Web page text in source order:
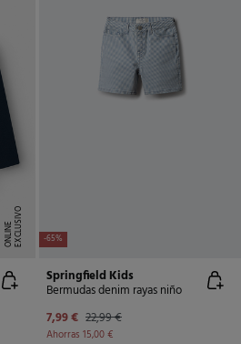
E
X
C
L
U
SI
V
O
O
N
LI
N
E -65%
Springfield Kids
Bermudas denim rayas niño
7,99 € 22,99 €
Ahorras 15,00 €